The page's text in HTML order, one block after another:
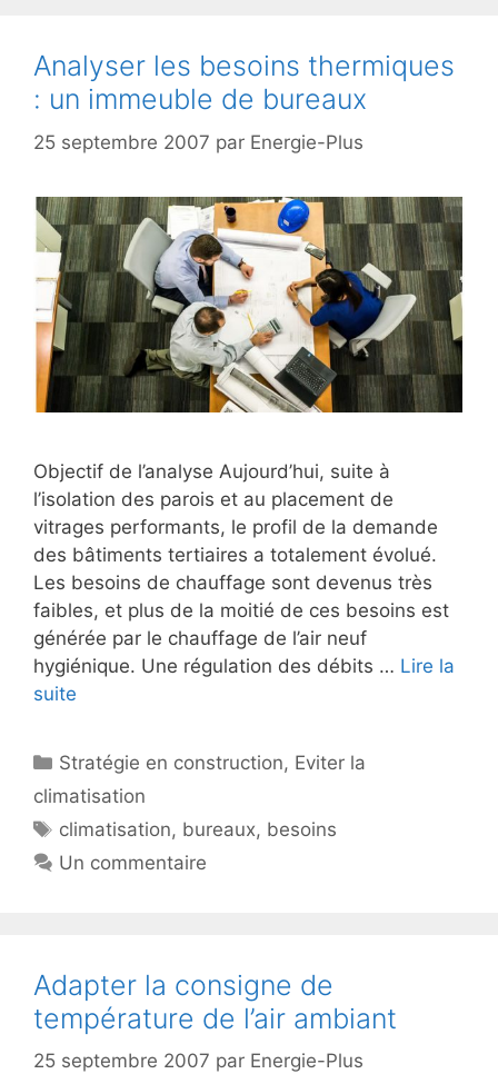
Analyser les besoins thermiques
: un immeuble de bureaux
25 septembre 2007 par Energie-Plus
Objectif de l’analyse Aujourd’hui, suite à
l’isolation des parois et au placement de
vitrages performants, le profil de la demande
des bâtiments tertiaires a totalement évolué.
Les besoins de chauffage sont devenus très
faibles, et plus de la moitié de ces besoins est
générée par le chauffage de l’air neuf
hygiénique. Une régulation des débits … Lire la
suite
Catégories
Stratégie en construction, Eviter la
climatisation
Étiquettes
climatisation, bureaux, besoins
Un commentaire
Adapter la consigne de
température de l’air ambiant
25 septembre 2007 par Energie-Plus